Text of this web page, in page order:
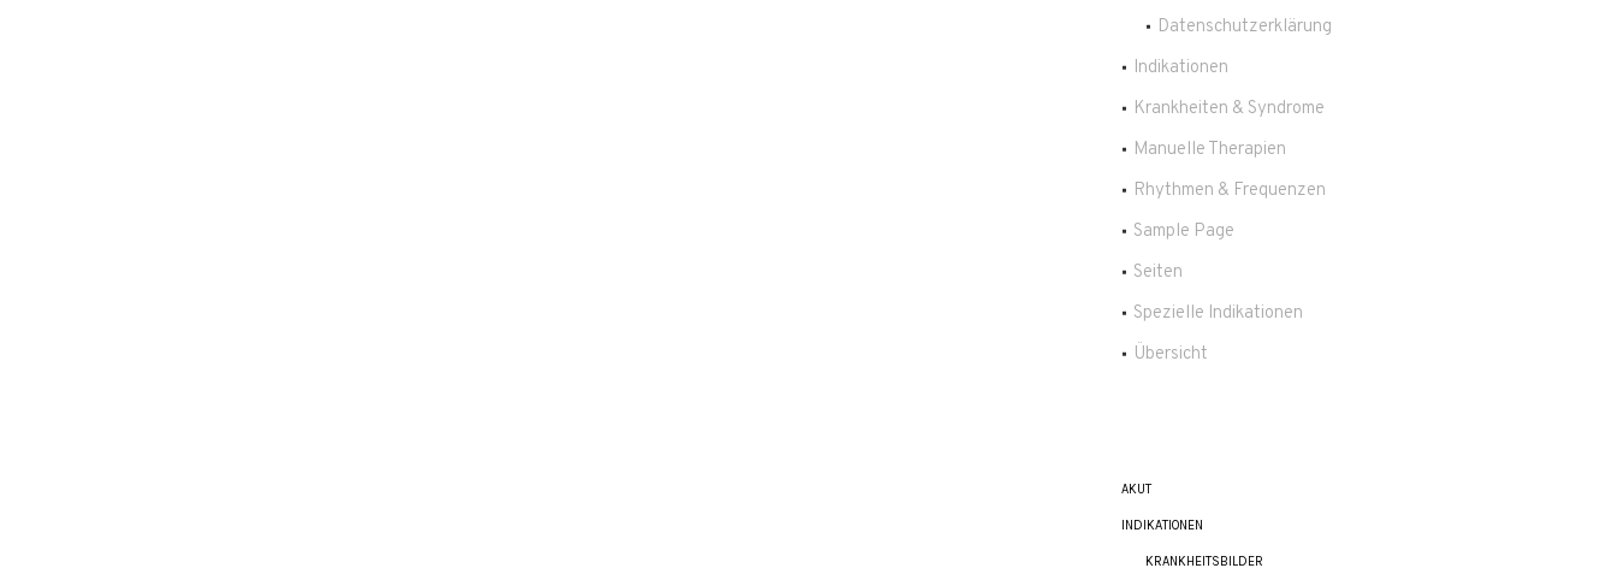
Datenschutzerklärung
Indikationen
Krankheiten & Syndrome
Manuelle Therapien
Rhythmen & Frequenzen
Sample Page
Seiten
Spezielle Indikationen
Übersicht
AKUT
INDIKATIONEN
KRANKHEITSBILDER